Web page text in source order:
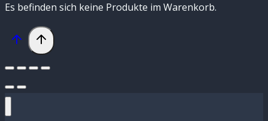
Es befinden sich keine Produkte im Warenkorb.